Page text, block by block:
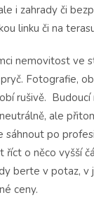
i zahrady či
linku či na
nemovitost ve
Fotografie,
rušivě.
ale
po
o něco vyšší
berte v potaz,
ceny.